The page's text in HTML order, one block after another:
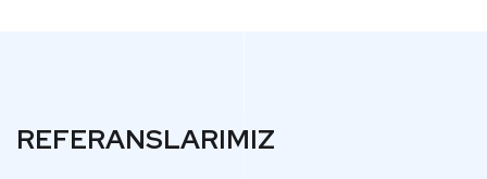
REFERANSLARIMIZ